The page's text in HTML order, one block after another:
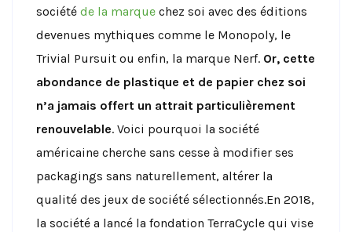
société de la marque chez soi avec des éditions
devenues mythiques comme le Monopoly, le
Trivial Pursuit ou enfin, la marque Nerf. Or, cette
abondance de plastique et de papier chez soi
n’a jamais offert un attrait particulièrement
renouvelable. Voici pourquoi la société
américaine cherche sans cesse à modifier ses
packagings sans naturellement, altérer la
qualité des jeux de société sélectionnés.En 2018,
la société a lancé la fondation TerraCycle qui vise